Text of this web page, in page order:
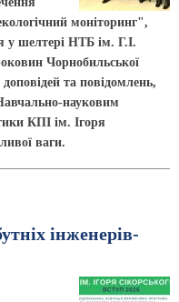
моніторинг",
у шелтері НТБ ім. Г.І.
Чорнобильської
та повідомлень,
науковим
КПІ ім. Ігоря
ваги.
інженерів-